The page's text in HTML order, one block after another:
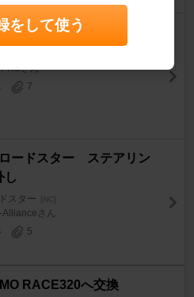
アリング取り付け-1
RSさん
7
ードスター ステアリン
し
スター [NC]
Allianceさん
5
RACE320へ交換
をして使う